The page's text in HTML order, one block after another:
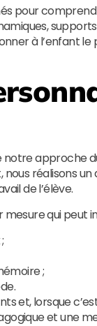
pour
supports
à l’enfant
notre approche
réalisons
de l’élève.
qui peut
;
et, lorsque
et une